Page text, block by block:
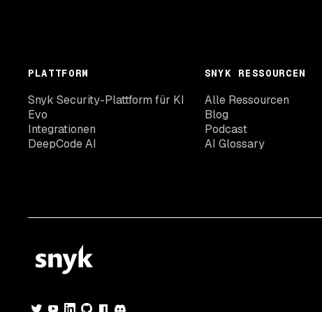
PLATTFORM
Snyk Security-Plattform für KI
Evo
Integrationen
DeepCode AI
SNYK RESSOURCEN
Alle Ressourcen
Blog
Podcast
AI Glossary